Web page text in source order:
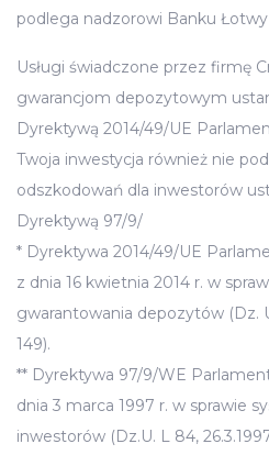
podlega nadzorowi Banku
Usługi świadczone przez firmę
gwarancjom depozytowym
Dyrektywą 2014/49/UE
Twoja inwestycja również nie
odszkodowań dla inwestorów
Dyrektywą 97/9/
* Dyrektywa 2014/49/UE
z dnia 16 kwietnia 2014 r. w
gwarantowania depozytów (Dz.
149).
** Dyrektywa 97/9/WE
dnia 3 marca 1997 r. w sprawie
inwestorów (Dz.U. L 84,